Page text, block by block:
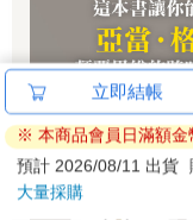
立即結帳
※ 本商品會員日滿額金
預計 2026/08/11 出貨
大量採購